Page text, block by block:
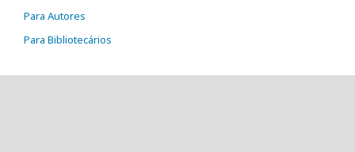
Para Autores
Para Bibliotecários